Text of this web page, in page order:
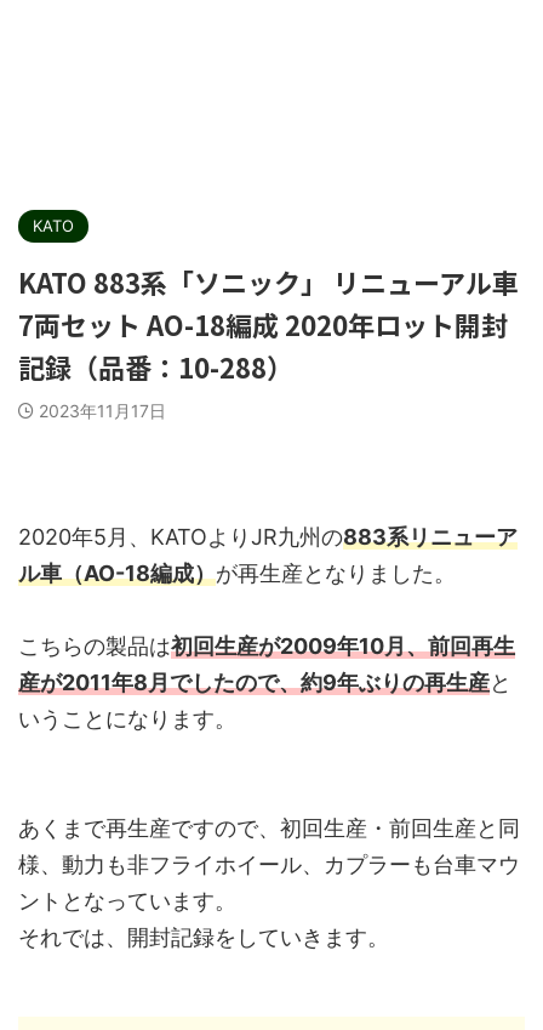
KATO
KATO 883系「ソニック」 リニューアル車
7両セット AO-18編成 2020年ロット開封
記録（品番：10-288）
2023年11月17日
2020年5月、KATOよりJR九州の883系リニューア
ル車（AO-18編成）が再生産となりました。
こちらの製品は初回生産が2009年10月、前回再生
産が2011年8月でしたので、約9年ぶりの再生産と
いうことになります。
あくまで再生産ですので、初回生産・前回生産と同
様、動力も非フライホイール、カプラーも台車マウ
ントとなっています。
それでは、開封記録をしていきます。